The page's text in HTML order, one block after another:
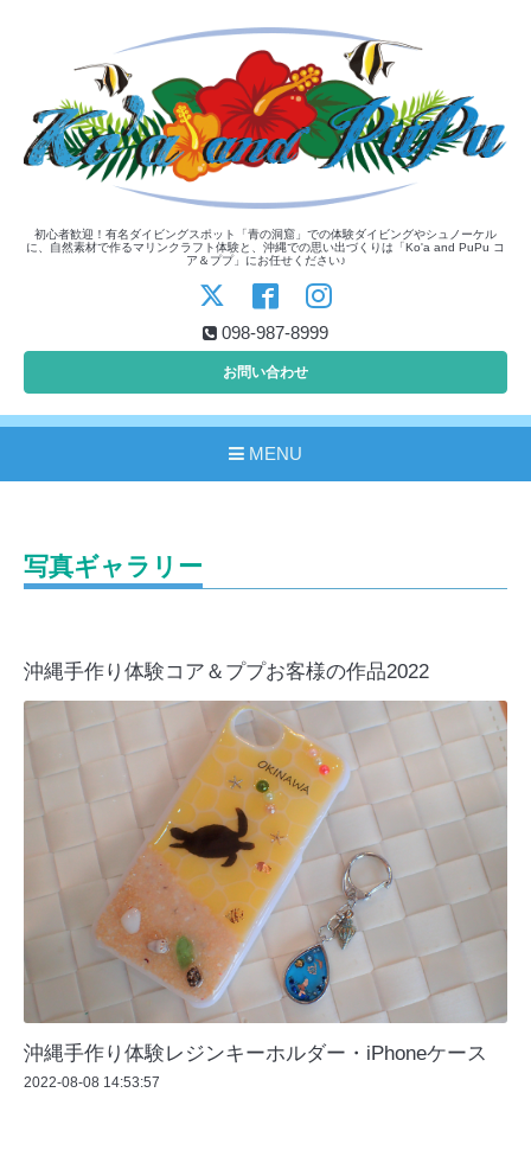
初心者歓迎！有名ダイビングスポット「青の洞窟」での体験ダイビングやシュノーケル
に、自然素材で作るマリンクラフト体験と、沖縄での思い出づくりは「Ko'a and PuPu コ
ア＆ププ」にお任せください♪
098-987-8999
お問い合わせ
MENU
写真ギャラリー
沖縄手作り体験コア＆ププお客様の作品2022
沖縄手作り体験レジンキーホルダー・iPhoneケース
2022-08-08 14:53:57